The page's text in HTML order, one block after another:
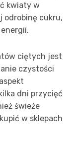
kwiaty w
odrobinę cukru,
ciętych jest
czystości
dni przycięć
świeże
w sklepach